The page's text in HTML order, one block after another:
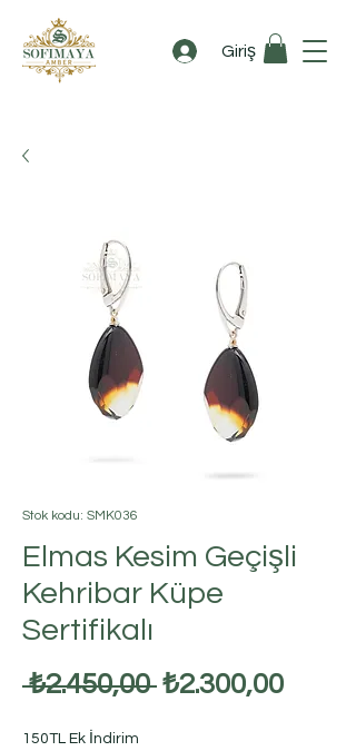
Giriş
Stok kodu: SMK036
Elmas Kesim Geçişli
Kehribar Küpe
Sertifikalı
₺2.450,00 Normal
₺2.300,00
150TL Ek İndirim